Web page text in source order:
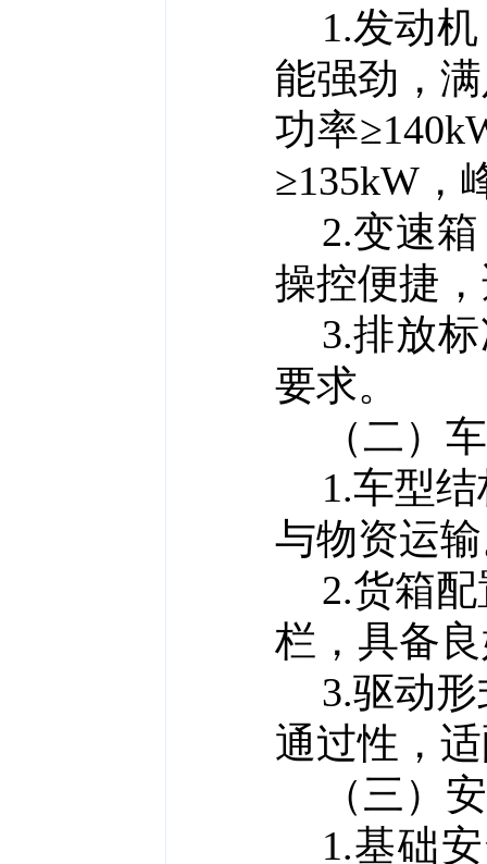
1.发动机
能强劲，
功率
≥135kW，
2.变速
操控便捷
3.排放
要求。
（二）
1.车型
与物资运
2.货箱
栏，具备
3.驱动
通过性，
（三）
1.基础